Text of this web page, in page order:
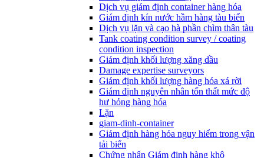
Dịch vụ giám định container hàng hóa
Giám định kín nước hầm hàng tàu biển
Dịch vụ lặn và cạo hà phần chìm thân tàu
Tank coating condition survey / coating
condition inspection
Giám định khối lượng xăng dầu
Damage expertise surveyors
Giám định khối lượng hàng hóa xá rời
Giám định nguyên nhân tổn thất mức độ
hư hỏng hàng hóa
Lặn
giam-dinh-container
Giám định hàng hóa nguy hiểm trong vận
tải biển
Chứng nhận Giám định hàng khô